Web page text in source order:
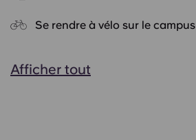
Se rendre à vélo sur le campus
Afficher tout